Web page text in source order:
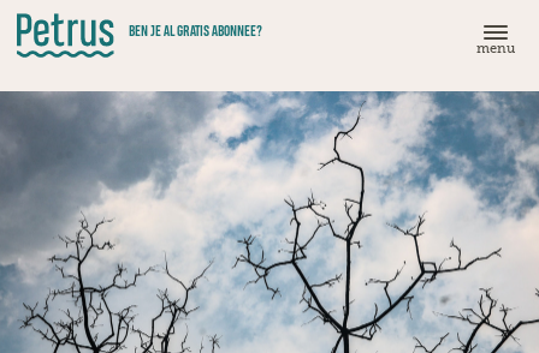
Doorgaan
naar
hoofdinhoud
BEN JE AL GRATIS ABONNEE?
menu